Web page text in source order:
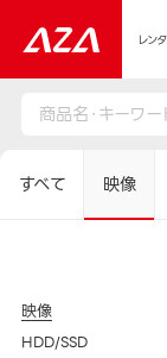
レン
すべて 映像
映像
HDD/SSD